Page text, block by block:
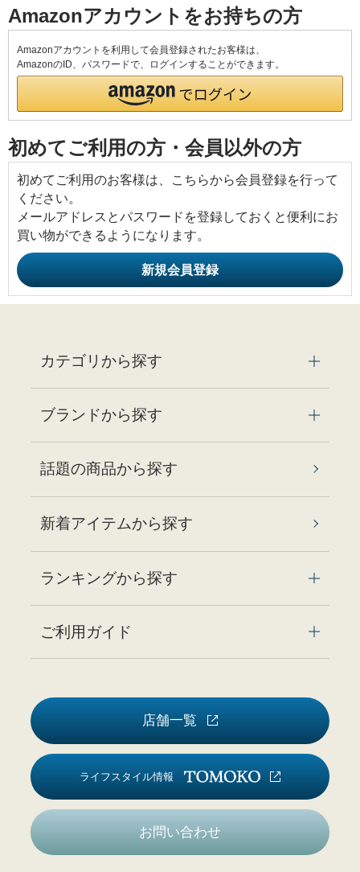
Amazonアカウントをお持ちの方
Amazonアカウントを利用して会員登録されたお客様は、
AmazonのID、パスワードで、ログインすることができます。
初めてご利用の方・会員以外の方
初めてご利用のお客様は、こちらから会員登録を行って
ください。
メールアドレスとパスワードを登録しておくと便利にお
買い物ができるようになります。
カテゴリから探す
ブランドから探す
話題の商品から探す
新着アイテムから探す
ランキングから探す
ご利用ガイド
店舗一覧
ライフスタイル情報
お問い合わせ